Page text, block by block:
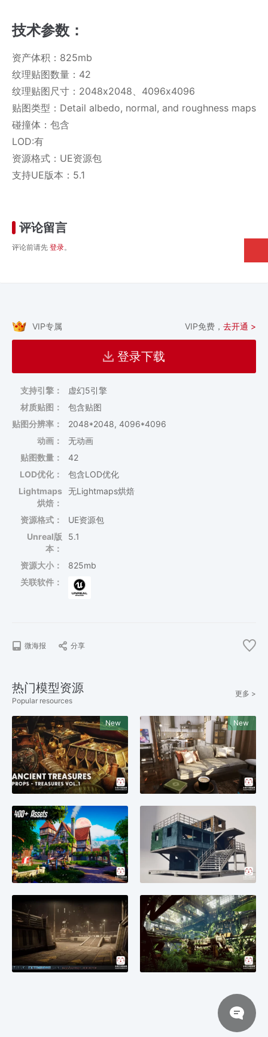
技术参数：
资产体积：825mb
纹理贴图数量：42
纹理贴图尺寸：2048x2048、4096x4096
贴图类型：Detail albedo, normal, and roughness maps
碰撞体：包含
LOD:有
资源格式：UE资源包
支持UE版本：5.1
评论留言
评论前请先 登录。
VIP专属 VIP免费， 去开通 >
登录下载
支持引擎：
虚幻5引擎
材质贴图：
包含贴图
贴图分辨率：
2048*2048, 4096*4096
动画：
无动画
贴图数量：
42
LOD优化：
包含LOD优化
Lightmaps
烘焙：
无Lightmaps烘焙
资源格式：
UE资源包
Unreal版
本：
5.1
资源大小：
825mb
关联软件：
微海报 分享
热门模型资源
Popular resources
更多 >